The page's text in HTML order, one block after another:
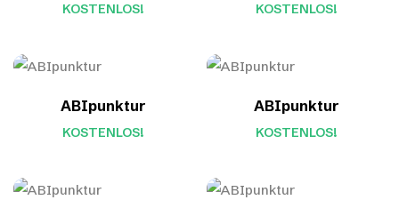
KOSTENLOS! KOSTENLOS!
ABIpunktur
KOSTENLOS!
ABIpunktur
KOSTENLOS!